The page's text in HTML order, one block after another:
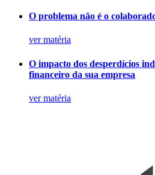
O problema não é o
ver matéria
O impacto dos desperdícios
financeiro da sua empresa
ver matéria